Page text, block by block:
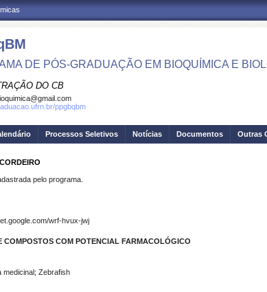
DE PÓS-GRADUAÇÃO EM BIOQUÍMICA E
DO CB
ppgbqbm
Processos Seletivos Notícias Documentos Outras
pelo programa.
wrf-hvux-jwj
COMPOSTOS COM POTENCIAL FARMACOLÓGICO
medicinal; Zebrafish